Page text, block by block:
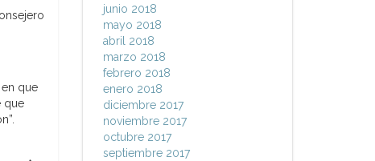
que
que
junio 2018
mayo 2018
abril 2018
marzo 2018
febrero 2018
enero 2018
diciembre 2017
noviembre 2017
octubre 2017
septiembre 2017